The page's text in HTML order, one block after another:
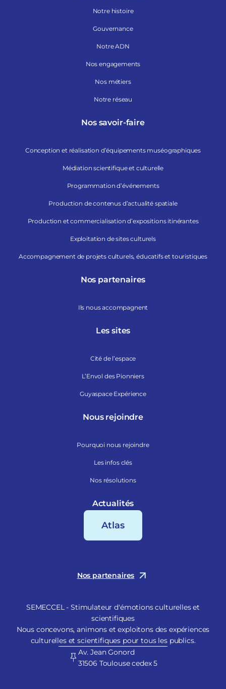
Notre histoire
Gouvernance
Notre ADN
Nos engagements
Nos métiers
Notre réseau
Nos savoir-faire
Conception et réalisation d’équipements muséographiques
Médiation scientifique et culturelle
Programmation d’événements
Production de contenus d’actualité spatiale
Production et commercialisation d’expositions itinérantes
Exploitation de sites culturels
Accompagnement de projets culturels, éducatifs et touristiques
Nos partenaires
Ils nous accompagnent
Les sites
Cité de l’espace
L’Envol des Pionniers
Guyaspace Expérience
Nous rejoindre
Pourquoi nous rejoindre
Les infos clés
Nos résolutions
Actualités
Atlas
Nos partenaires
SEMECCEL - Stimulateur d'émotions culturelles et
scientifiques
Nous concevons, animons et exploitons des expériences
culturelles et scientifiques pour tous les publics.
Av. Jean Gonord
31506 Toulouse cedex 5